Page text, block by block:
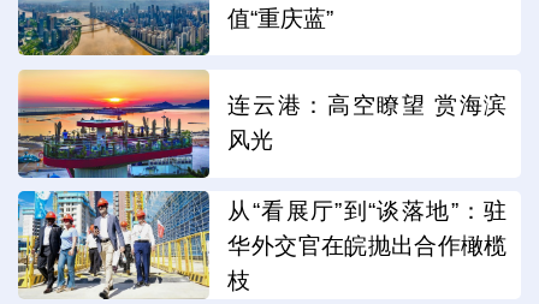
值“重庆蓝”
连云港：高空瞭望 赏海滨
风光
从“看展厅”到“谈落地”：驻
华外交官在皖抛出合作橄榄
枝